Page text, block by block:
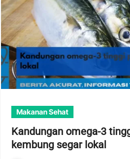
Makanan Sehat
Kandungan omega-3
kembung segar lokal